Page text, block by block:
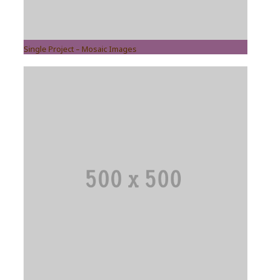
Single Project – Mosaic Images